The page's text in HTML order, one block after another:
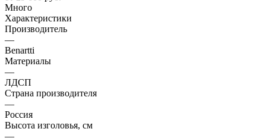
Много
Характеристики
Производитель
—
Benartti
Материалы
—
ЛДСП
Страна производителя
—
Россия
Высота изголовья, см
—